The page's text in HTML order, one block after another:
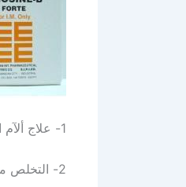
1- علاج ألآم العضلات مثل الإصابة بألم الظهر حالات الشد العضلي ومرض اللومباجو.
2- التخلص من مشكلة ألم الأعصاب مثل الإصابة بالتهاب العصب الخامس.